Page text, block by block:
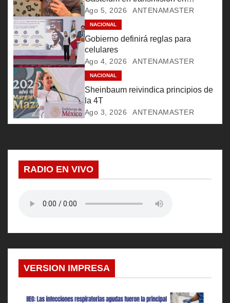
d
e
e
n
t
r
a
Culiacán
Ago 5, 2026 ANTENAMASTER
NACIONAL
Gobierno definirá reglas para
celulares
Ago 4, 2026 ANTENAMASTER
NACIONAL
Sheinbaum reivindica principios de
la 4T
Ago 3, 2026 ANTENAMASTER
RADIO EN VIVO
VERSION IMPRESA